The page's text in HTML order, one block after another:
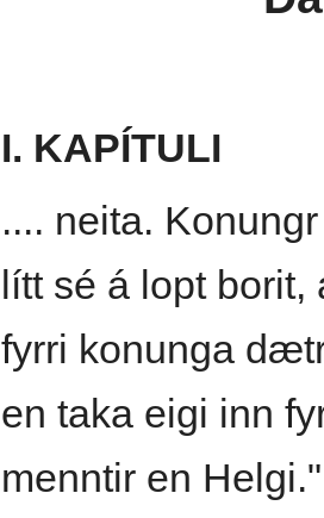
I. KAPÍTULI
.... neita.
lítt sé á lopt
fyrri konunga
en taka eigi inn
menntir en